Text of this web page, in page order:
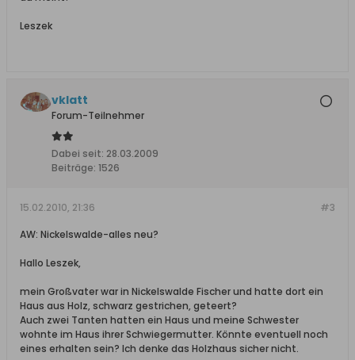
Leszek
vklatt
Forum-Teilnehmer
Dabei seit: 28.03.2009
Beiträge: 1526
#3
15.02.2010, 21:36
AW: Nickelswalde-alles neu?
Hallo Leszek,
mein Großvater war in Nickelswalde Fischer und hatte dort ein
Haus aus Holz, schwarz gestrichen, geteert?
Auch zwei Tanten hatten ein Haus und meine Schwester
wohnte im Haus ihrer Schwiegermutter. Könnte eventuell noch
eines erhalten sein? Ich denke das Holzhaus sicher nicht.